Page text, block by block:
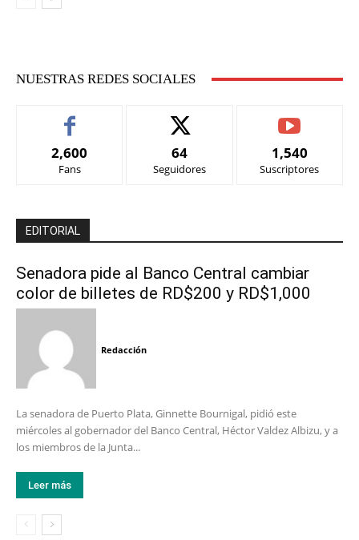
NUESTRAS REDES SOCIALES
2,600
Fans
64
Seguidores
1,540
Suscriptores
EDITORIAL
Senadora pide al Banco Central cambiar
color de billetes de RD$200 y RD$1,000
Redacción
La senadora de Puerto Plata, Ginnette Bournigal, pidió este
miércoles al gobernador del Banco Central, Héctor Valdez Albizu, y a
los miembros de la Junta...
Leer más